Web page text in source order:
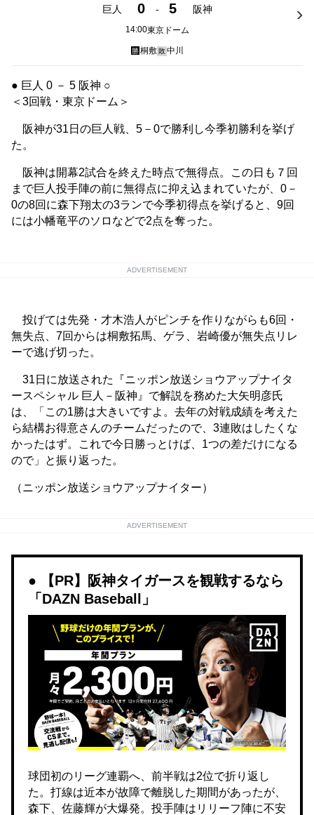
巨人 0 - 5 阪神
14:00東京ドーム
勝桐敷敗中川
● 巨人 0 － 5 阪神 ○
＜3回戦・東京ドーム＞
阪神が31日の巨人戦、5－0で勝利し今季初勝利を挙げ
た。
阪神は開幕2試合を終えた時点で無得点。この日も７回
まで巨人投手陣の前に無得点に抑え込まれていたが、0－
0の8回に森下翔太の3ランで今季初得点を挙げると、9回
には小幡竜平のソロなどで2点を奪った。
ADVERTISEMENT
投げては先発・才木浩人がピンチを作りながらも6回・
無失点、7回からは桐敷拓馬、ゲラ、岩崎優が無失点リレ
ーで逃げ切った。
31日に放送された『ニッポン放送ショウアップナイタ
ースペシャル 巨人－阪神』で解説を務めた大矢明彦氏
は、「この1勝は大きいですよ。去年の対戦成績を考えた
ら結構お得意さんのチームだったので、3連敗はしたくな
かったはず。これで今日勝っとけば、1つの差だけになる
ので」と振り返った。
（ニッポン放送ショウアップナイター）
ADVERTISEMENT
【PR】阪神タイガースを観戦するなら
「DAZN Baseball」
球団初のリーグ連覇へ、前半戦は2位で折り返し
た。打線は近本が故障で離脱した期間があったが、
森下、佐藤輝が大爆発。投手陣はリリーフ陣に不安